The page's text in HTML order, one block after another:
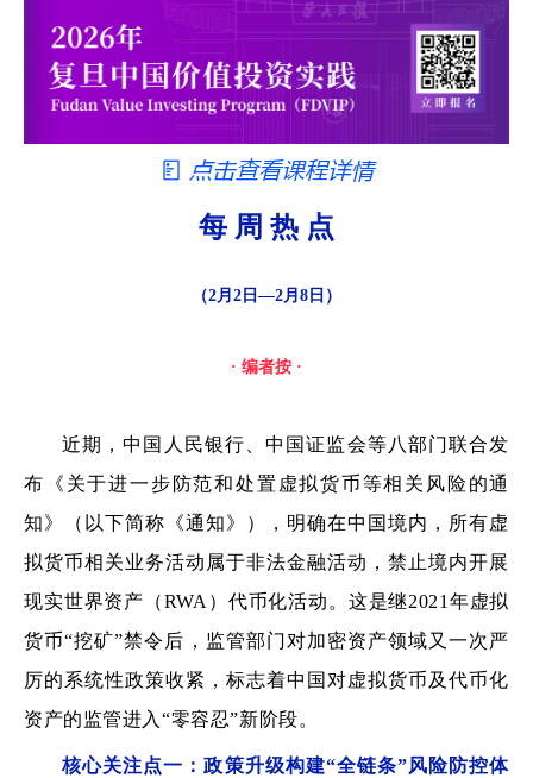
每 周 热 点
（2月2日—2月8日）
· 编者按 ·
近期，中国人民银行、中国证监会等八部门联合发
布《关于进一步防范和处置虚拟货币等相关风险的通
知》（以下简称《通知》），明确在中国境内，所有虚
拟货币相关业务活动属于非法金融活动，禁止境内开展
现实世界资产（RWA）代币化活动。这是继2021年虚拟
货币“挖矿”禁令后，监管部门对加密资产领域又一次严
厉的系统性政策收紧，标志着中国对虚拟货币及代币化
资产的监管进入“零容忍”新阶段。
核心关注点一：政策升级构建“全链条”风险防控体